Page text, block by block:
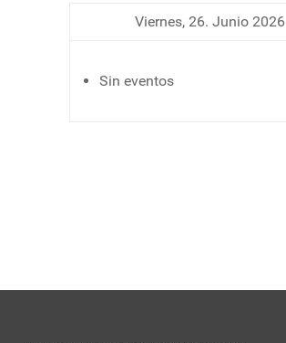
Viernes, 26. Junio 2026
Sin eventos